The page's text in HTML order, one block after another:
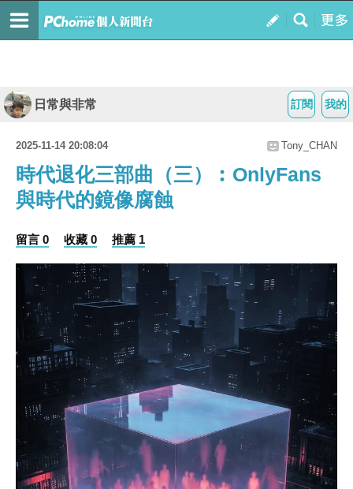
我的
訂閱
日常與非常
2025-11-14 20:08:04 Tony_CHAN
時代退化三部曲（三）︰OnlyFans
與時代的鏡像腐蝕
留言 0 收藏 0 推薦 1